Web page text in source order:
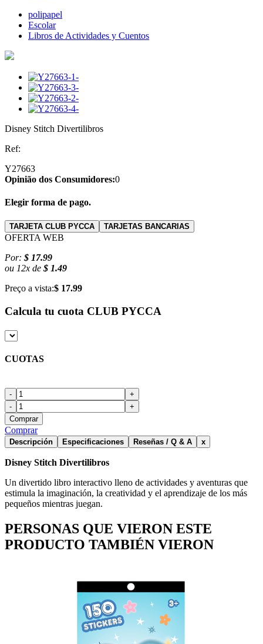
polipapel
Escolar
Libros de Actividades y Cuentos
Disney Stitch Divertilibros
Ref:
Y27663
Opinião dos Consumidores:0
Elegir forma de pago.
TARJETA CLUB PYCCA TARJETAS BANCARIAS
OFERTA WEB
Por: $ 17.99
ou 12x de $ 1.49
Preço a vista:$ 17.99
Calcula tu cuota CLUB PYCCA
CUOTAS
-
+
-
+
Comprar
Comprar
Descripción Especificaciones Reseñas / Q & A x
Disney Stitch Divertilibros
Un divertido libro interactivo lleno de actividades y aventuras que
estimula la imaginación, la creatividad y el aprendizaje de los más
pequeños mientras juegan.
PERSONAS QUE VIERON ESTE
PRODUCTO TAMBIÉN VIERON